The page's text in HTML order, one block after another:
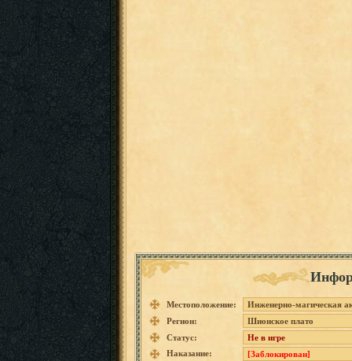
Местоположение:
Инженерно-магическая
Регион:
Шионское плато
Статус:
Не в игре
Наказание:
[Заблокирован]